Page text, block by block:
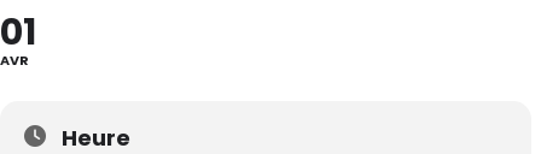
01
AVR
Heure